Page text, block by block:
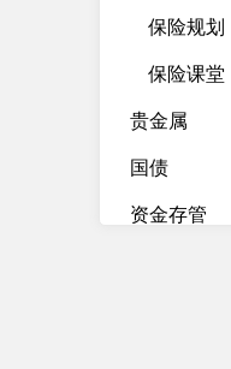
保险规划
保险课堂
贵金属
国债
资金存管